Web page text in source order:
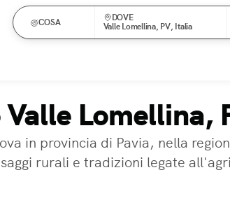
COSA
DOVE
Valle Lomellina, PV, Italia
Lomellina,
in provincia di Pavia, nella
rurali e tradizioni legate